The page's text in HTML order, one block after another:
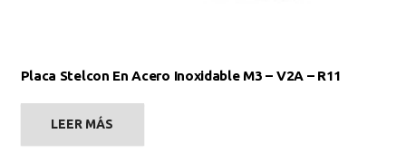
Placa Stelcon En Acero Inoxidable M3 – V2A – R11
LEER MÁS